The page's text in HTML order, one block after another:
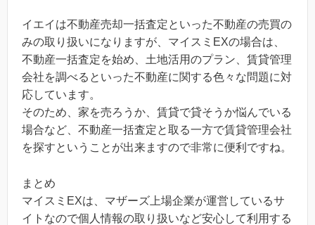
イエイは不動産売却一括査定といった不動産の売買の
みの取り扱いになりますが、マイスミEXの場合は、
不動産一括査定を始め、土地活用のプラン、賃貸管理
会社を調べるといった不動産に関する色々な問題に対
応しています。
そのため、家を売ろうか、賃貸で貸そうか悩んでいる
場合など、不動産一括査定と取る一方で賃貸管理会社
を探すということが出来ますので非常に便利ですね。
まとめ
マイスミEXは、マザーズ上場企業が運営しているサ
イトなので個人情報の取り扱いなど安心して利用する